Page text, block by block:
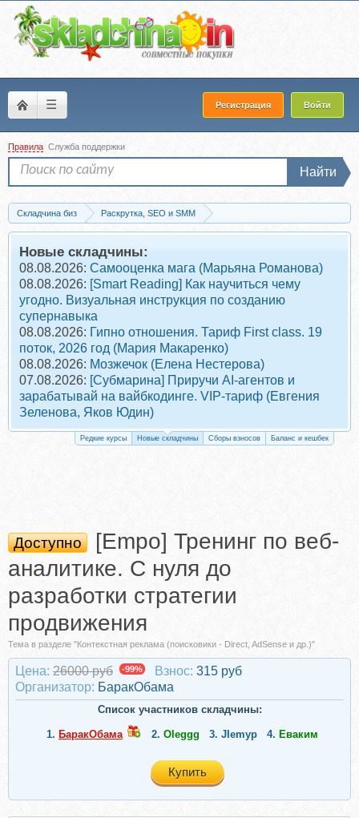
☰ Регистрация Войти
Правила Служба поддержки
Найти
Складчина биз
Раскрутка, SEO и SMM
Контекстная реклама (поисковики - Direct, AdSense и др.)
Скачать [Empo] Тренинг по веб-
Новые складчины:
08.08.2026: Самооценка мага (Марьяна Романова)
08.08.2026: [Smart Reading] Как научиться чему
угодно. Визуальная инструкция по созданию
супернавыка
08.08.2026: Гипно отношения. Тариф First class. 19
поток, 2026 год (Мария Макаренко)
08.08.2026: Мозжечок (Елена Нестерова)
07.08.2026: [Субмарина] Приручи AI-агентов и
зарабатывай на вайбкодинге. VIP-тариф (Евгения
Зеленова, Яков Юдин)
Редкие курсы Новые складчины Сборы взносов Баланс и кешбек
Доступно
[Empo] Тренинг по веб-
аналитике. С нуля до
разработки стратегии
продвижения
Тема в разделе "Контекстная реклама (поисковики - Direct, AdSense и др.)"
Цена: 26000 руб -99% Взнос: 315 руб
Организатор: БаракОбама
Список участников складчины:
1. БаракОбама 2. Oleggg 3. JIemyp 4. Еваким
Купить